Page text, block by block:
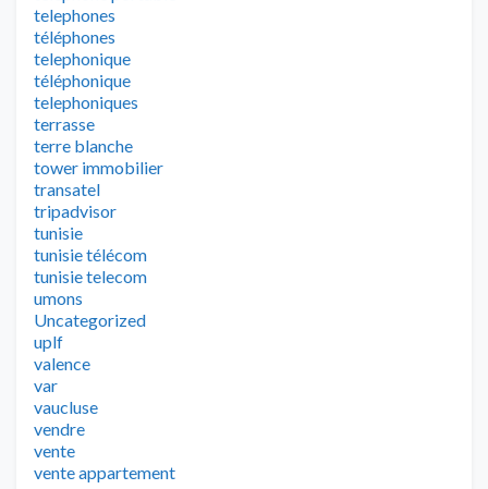
telephones
téléphones
telephonique
téléphonique
telephoniques
terrasse
terre blanche
tower immobilier
transatel
tripadvisor
tunisie
tunisie télécom
tunisie telecom
umons
Uncategorized
uplf
valence
var
vaucluse
vendre
vente
vente appartement